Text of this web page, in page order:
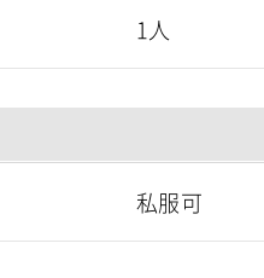
1人
私服可